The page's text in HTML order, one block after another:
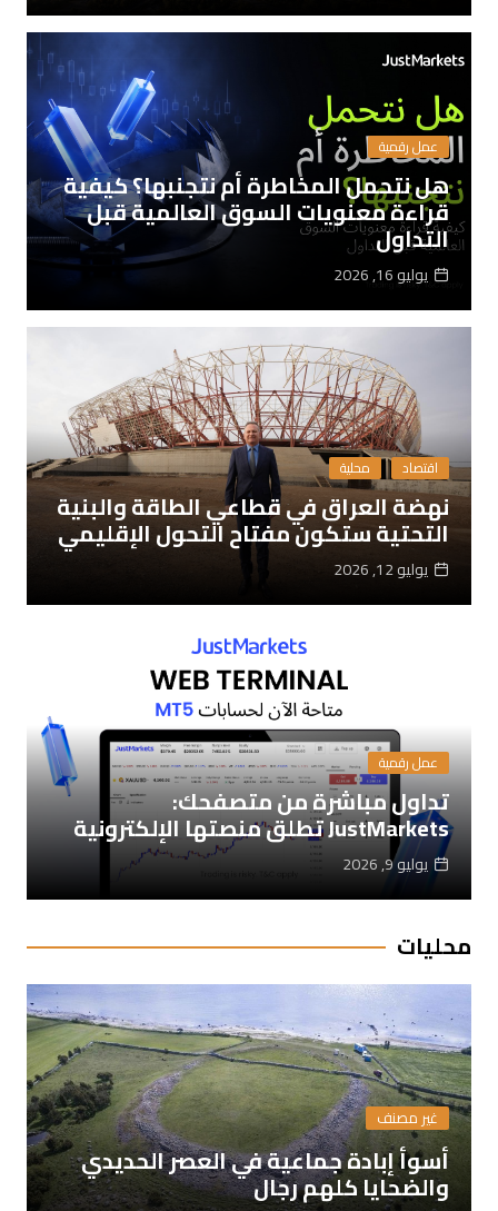
عمل رقمية
هل نتحمل المخاطرة أم نتجنبها؟ كيفية
قراءة معنويات السوق العالمية قبل
التداول
يوليو 16, 2026
اقتصاد محلية
نهضة العراق في قطاعي الطاقة والبنية
التحتية ستكون مفتاح التحول الإقليمي
يوليو 12, 2026
عمل رقمية
تداول مباشرة من متصفحك:
JustMarkets تطلق منصتها الإلكترونية
يوليو 9, 2026
محليات
غير مصنف
أسوأ إبادة جماعية في العصر الحديدي
والضحايا كلهم رجال